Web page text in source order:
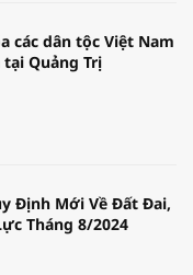
các dân tộc Việt Nam
tại Quảng Trị
Định Mới Về Đất Đai,
Tháng 8/2024